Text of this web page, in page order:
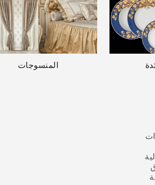
المنسوجات